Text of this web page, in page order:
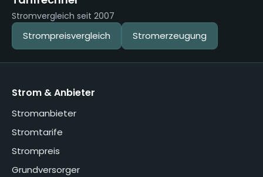
Stromvergleich seit 2007
Strompreisvergleich Stromerzeugung
Strom & Anbieter
Stromanbieter
Stromtarife
Strompreis
Grundversorger